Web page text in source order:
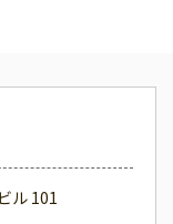
ル 101